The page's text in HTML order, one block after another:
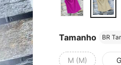
Tamanho BR
M (M) G